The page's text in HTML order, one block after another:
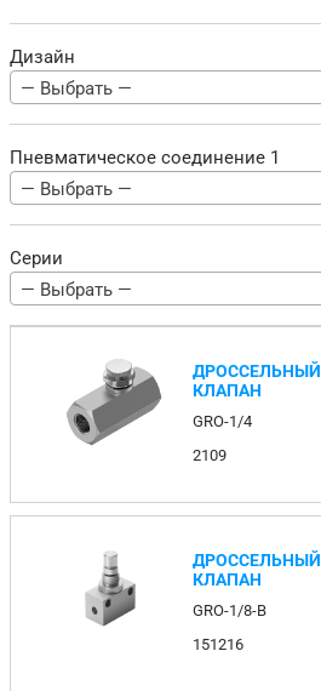
Дизайн
— Выбрать —
Пневматическое соединение 1
— Выбрать —
Серии
— Выбрать —
ДРОССЕЛЬНЫЙ
КЛАПАН
GRO-1/4
2109
ДРОССЕЛЬНЫЙ
КЛАПАН
GRO-1/8-B
151216